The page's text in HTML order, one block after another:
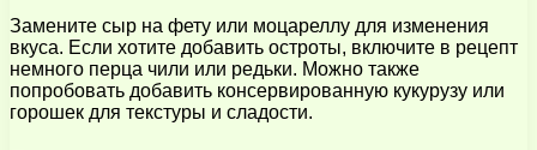
Замените сыр на фету или моцареллу для изменения
вкуса. Если хотите добавить остроты, включите в рецепт
немного перца чили или редьки. Можно также
попробовать добавить консервированную кукурузу или
горошек для текстуры и сладости.